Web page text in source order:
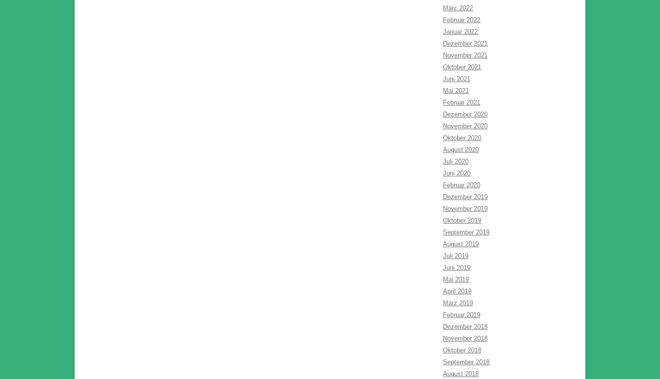
März 2022
Februar 2022
Januar 2022
Dezember 2021
November 2021
Oktober 2021
Juni 2021
Mai 2021
Februar 2021
Dezember 2020
November 2020
Oktober 2020
August 2020
Juli 2020
Juni 2020
Februar 2020
Dezember 2019
November 2019
Oktober 2019
September 2019
August 2019
Juli 2019
Juni 2019
Mai 2019
April 2019
März 2019
Februar 2019
Dezember 2018
November 2018
Oktober 2018
September 2018
August 2018